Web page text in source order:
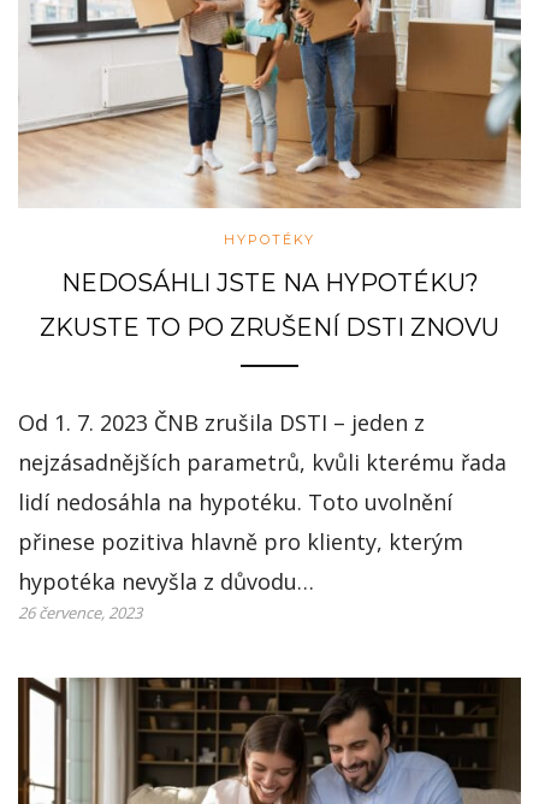
HYPOTÉKY
NEDOSÁHLI JSTE NA HYPOTÉKU?
ZKUSTE TO PO ZRUŠENÍ DSTI ZNOVU
Od 1. 7. 2023 ČNB zrušila DSTI – jeden z
nejzásadnějších parametrů, kvůli kterému řada
lidí nedosáhla na hypotéku. Toto uvolnění
přinese pozitiva hlavně pro klienty, kterým
hypotéka nevyšla z důvodu…
26 července, 2023